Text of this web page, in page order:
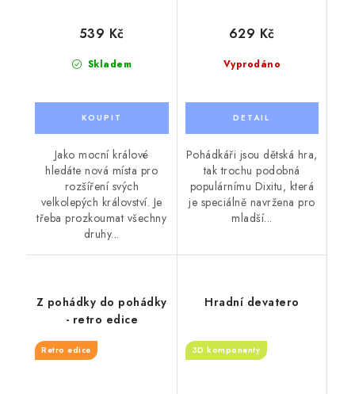
Skladem
539 Kč
Jako mocní králové
hledáte nová místa pro
rozšíření svých
velkolepých království. Je
třeba prozkoumat všechny
druhy...
Vyprodáno
629 Kč
Pohádkáři jsou dětská hra,
tak trochu podobná
populárnímu Dixitu, která
je speciálně navržena pro
mladší...
Z pohádky do pohádky
- retro edice
Retro edice
Hradní devatero
3D komponenty